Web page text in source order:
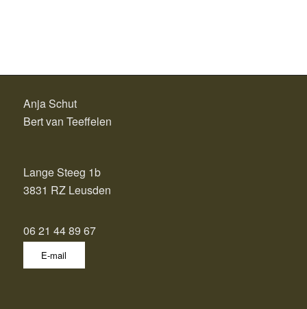
Anja Schut
Bert van Teeffelen
Lange Steeg 1b
3831 RZ Leusden
06 21 44 89 67
E-mail